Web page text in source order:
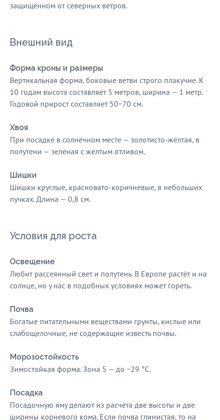
защищённом от северных ветров.
Внешний вид
Форма кроны и размеры
Вертикальная форма, боковые ветви строго плакучие. К
10 годам высота составляет 5 метров, ширина — 1 метр.
Годовой прирост составляет 50−70 см.
Хвоя
При посадке в солнечном месте — золотисто-жёлтая, в
полутени — зелёная с жёлтым отливом.
Шишки
Шишки круглые, красновато-коричневые, в небольших
пучках. Длина — 0,8 см.
Условия для роста
Освещение
Любит рассеянный свет и полутень. В Европе растёт и на
солнце, но у нас в подобных условиях может гореть.
Почва
Богатые питательными веществами грунты, кислые или
слабощелочные, не содержащие известь почвы.
Морозостойкость
Зимостойкая форма. Зона 5 — до −29 °C.
Посадка
Посадочную яму делают из расчёта две высоты и две
ширины корневого кома. Если почва глинистая, то на